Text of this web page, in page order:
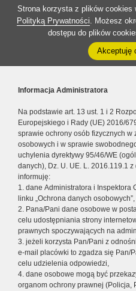
Strona korzysta z plików cookies
Polityką Prywatności. Możesz
dostępu do plików
Akceptuję
Informacja Administratora
Na podstawie art. 13 ust. 1 i 2
Europejskiego i Rady (UE) 2016/
sprawie ochrony osób fizycznych
osobowych i w sprawie
uchylenia dyrektywy 95/46/WE
danych), Dz. U. UE. L. 2016.119.1
informuję:
1. dane Administratora i Inspektora
linku „Ochrona danych osobowych”,
2. Pana/Pani dane osobowe w
celu udostępniania strony
prawnych spoczywających na
3. jeżeli korzysta Pan/Pani z
e-mail placówki to zgadza się Pan/
celu udzielenia odpowiedzi,
4. dane osobowe mogą być
organom ochrony prawnej (Policja,